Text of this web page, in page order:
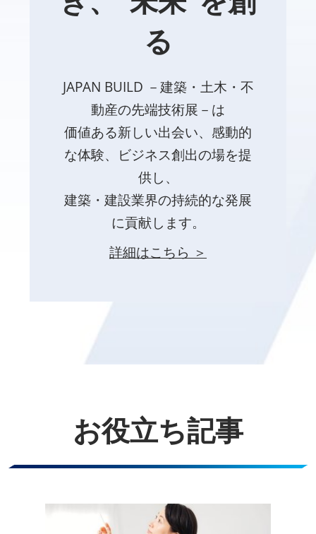
る
JAPAN BUILD －建築・土木・不
動産の先端技術展－は
価値ある新しい出会い、感動的
な体験、ビジネス創出の場を提
供し、
建築・建設業界の持続的な発展
に貢献します。
詳細はこちら ＞
お役立ち記事